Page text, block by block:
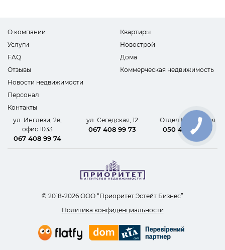
О компании
Услуги
FAQ
Отзывы
Новости недвижимости
Персонал
Контакты
Квартиры
Новострой
Дома
Коммерческая недвижимость
ул. Инглези, 2в,
офис 1033
067 408 99 74
ул. Сегедская, 12
067 408 99 73
Отдел Новостроя
050 440 62 09
© 2018-2026 ООО “Приоритет Эстейт Бизнес”
Политика конфиденциальности